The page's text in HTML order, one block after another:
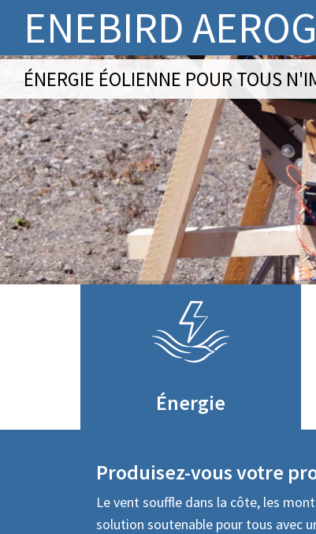
ENEBIRD
ÉNERGIE ÉOLIENNE POUR TOUS
Énergie
Produisez-vous votre
Le vent souffle dans la côte, les
solution soutenable pour tous avec